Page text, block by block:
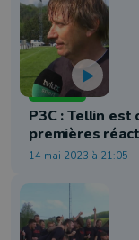
Football
P3C : Tellin est
premières
14 mai 2023 à 21:05